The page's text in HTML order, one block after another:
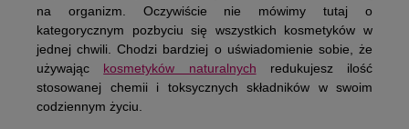
na organizm. Oczywiście nie mówimy tutaj o
kategorycznym pozbyciu się wszystkich kosmetyków w
jednej chwili. Chodzi bardziej o uświadomienie sobie, że
używając kosmetyków naturalnych redukujesz ilość
stosowanej chemii i toksycznych składników w swoim
codziennym życiu.